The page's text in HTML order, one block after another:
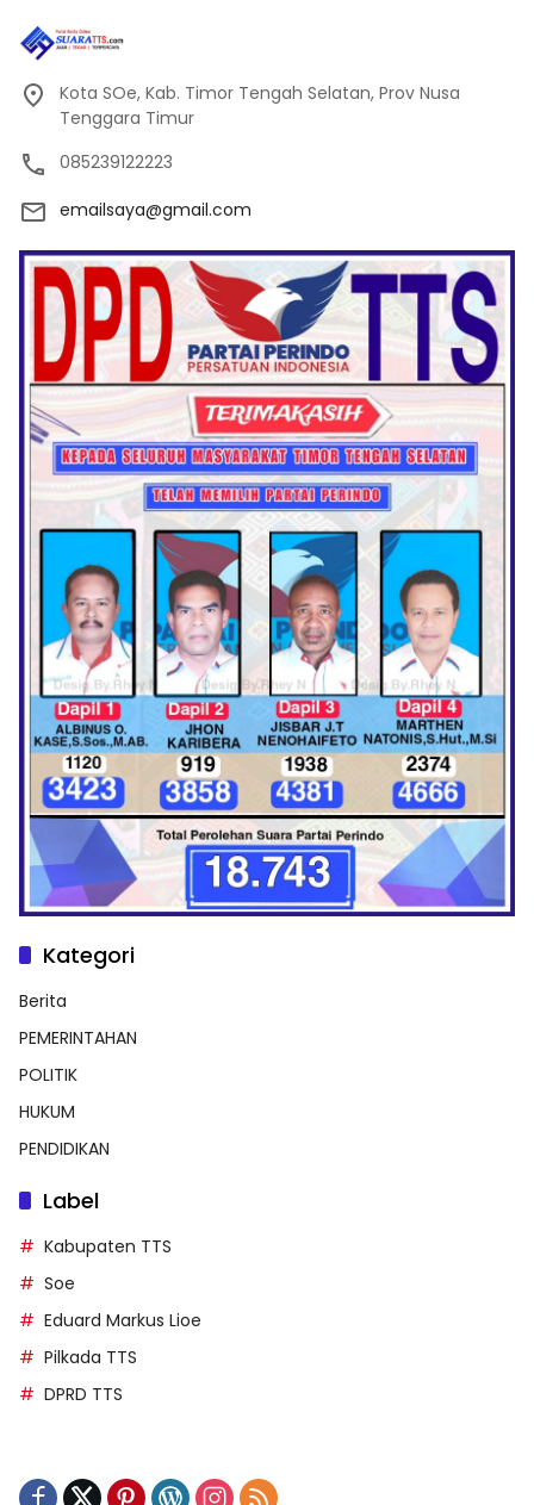
Kota SOe, Kab. Timor Tengah Selatan, Prov Nusa
Tenggara Timur
085239122223
emailsaya@gmail.com
Kategori
Berita
PEMERINTAHAN
POLITIK
HUKUM
PENDIDIKAN
Label
Kabupaten TTS
Soe
Eduard Markus Lioe
Pilkada TTS
DPRD TTS